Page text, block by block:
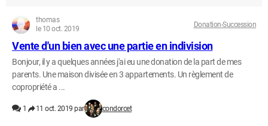
thomas
le 10 oct. 2019
Donation-Succession
Vente d'un bien avec une partie en indivision
Bonjour, il y a quelques années j'ai eu une donation de la part de mes
parents. Une maison divisée en 3 appartements. Un règlement de
copropriété a ...
1 11 oct. 2019 par condorcet